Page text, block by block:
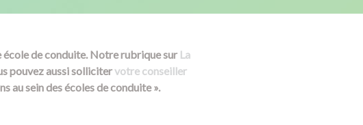
école de conduite. Notre rubrique sur La
pouvez aussi sollicitervotre conseiller
au sein des écoles de conduite ».